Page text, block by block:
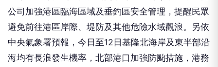
公司加強港區臨海區域及垂釣區安全管理，提醒民眾
避免前往港區岸際、堤防及其他危險水域觀浪。另依
中央氣象署預報，今日至12日基隆北海岸及東半部沿
海均有長浪發生機率，北部港口加強防颱措施，港務